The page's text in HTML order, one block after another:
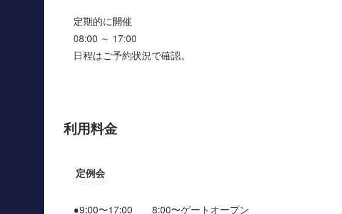
定期的に開催
08:00 ～ 17:00
日程はご予約状況で確認。
利用料金
定例会
●9:00〜17:00 8:00〜ゲートオープン